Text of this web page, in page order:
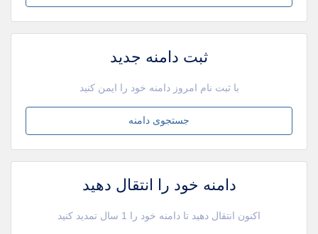
ثبت دامنه جدید
با ثبت نام امروز دامنه خود را ایمن کنید
جستجوی دامنه
دامنه خود را انتقال دهید
اکنون انتقال دهید تا دامنه خود را 1 سال تمدید کنید